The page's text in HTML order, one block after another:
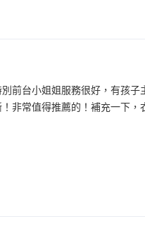
前台小姐姐服務很好，有孩
非常值得推薦的！補充一下